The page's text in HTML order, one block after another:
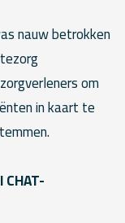
nauw betrokken
om
in kaart te